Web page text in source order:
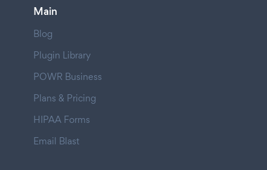
Main
Blog
Plugin Library
POWR Business
Plans & Pricing
HIPAA Forms
Email Blast